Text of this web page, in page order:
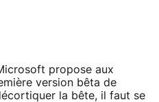
propose aux
version bêta de
la bête, il faut se